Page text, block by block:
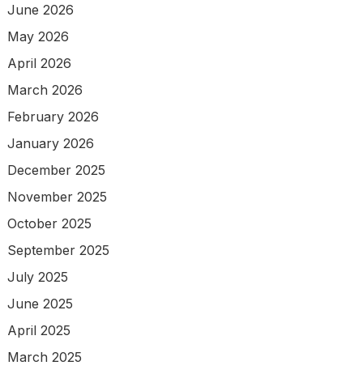
June 2026
May 2026
April 2026
March 2026
February 2026
January 2026
December 2025
November 2025
October 2025
September 2025
July 2025
June 2025
April 2025
March 2025